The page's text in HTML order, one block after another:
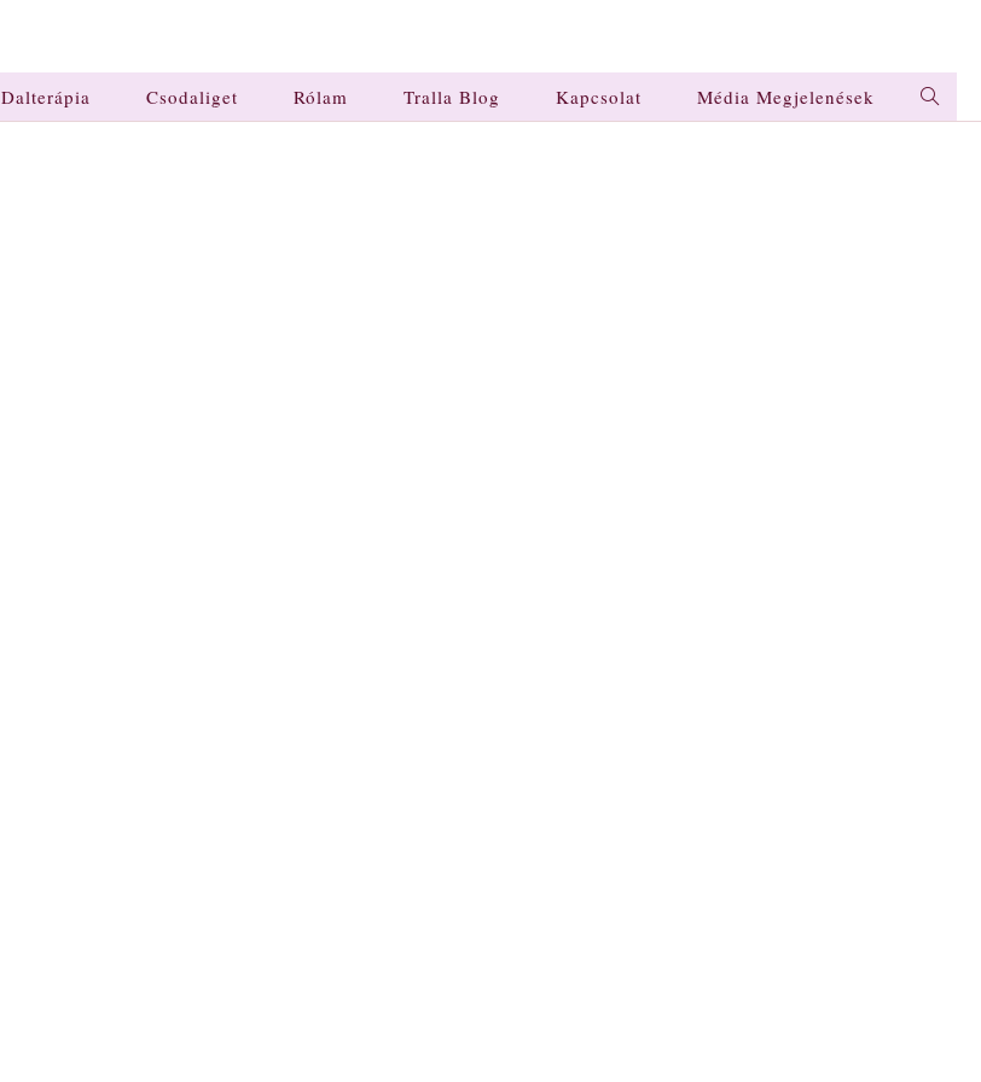
Dalterápia Csodaliget Rólam Tralla Blog Kapcsolat Média Megjelenések